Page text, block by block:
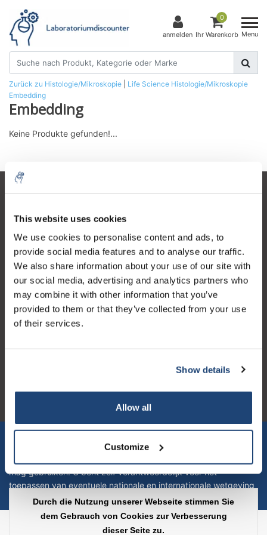
This website uses cookies
We use cookies to personalise content and ads, to
provide social media features and to analyse our traffic.
We also share information about your use of our site with
our social media, advertising and analytics partners who
may combine it with other information that you’ve
provided to them or that they’ve collected from your use
of their services.
Show details
Allow all
Customize
anmelden
0
Ihr Warenkorb Menu
Zurück zu Histologie/Mikroskopie Life Science Histologie/Mikroskopie
Embedding
Embedding
Keine Produkte gefunden!...
Mein Konto
Kontakt
Öffnungszeiten
Let op! Op onze productomschrijvingen kunnen geen rechten
verleend worden en zijn enkel ter educatie en/of informatie en
mag gebruiken. U bent zelf verantwoordelijk voor het
toepassen van eventuele nationale en internationale wetgeving
omtrent het gebruik van chemicaliën.
Durch die Nutzung unserer Webseite stimmen Sie
dem Gebrauch von Cookies zur Verbesserung
dieser Seite zu.